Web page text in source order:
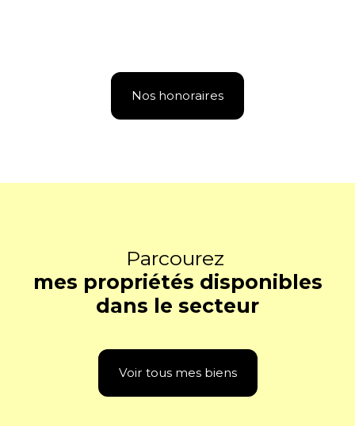
Nos honoraires
Parcourez
mes propriétés disponibles
dans le secteur
Voir tous mes biens